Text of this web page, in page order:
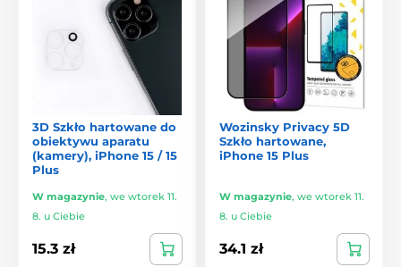
3D Szkło hartowane do
obiektywu aparatu
(kamery), iPhone 15 / 15
Plus
W magazynie, we wtorek 11.
8. u Ciebie
15.3 zł
Wozinsky Privacy 5D
Szkło hartowane,
iPhone 15 Plus
W magazynie, we wtorek 11.
8. u Ciebie
34.1 zł